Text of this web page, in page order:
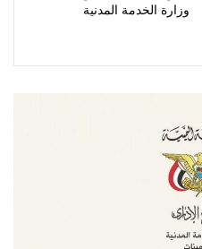
وزارة الخدمة المدنية